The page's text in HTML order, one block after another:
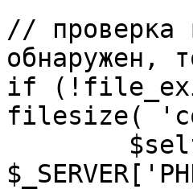
// проверка
обнаружен,
if
filesize(